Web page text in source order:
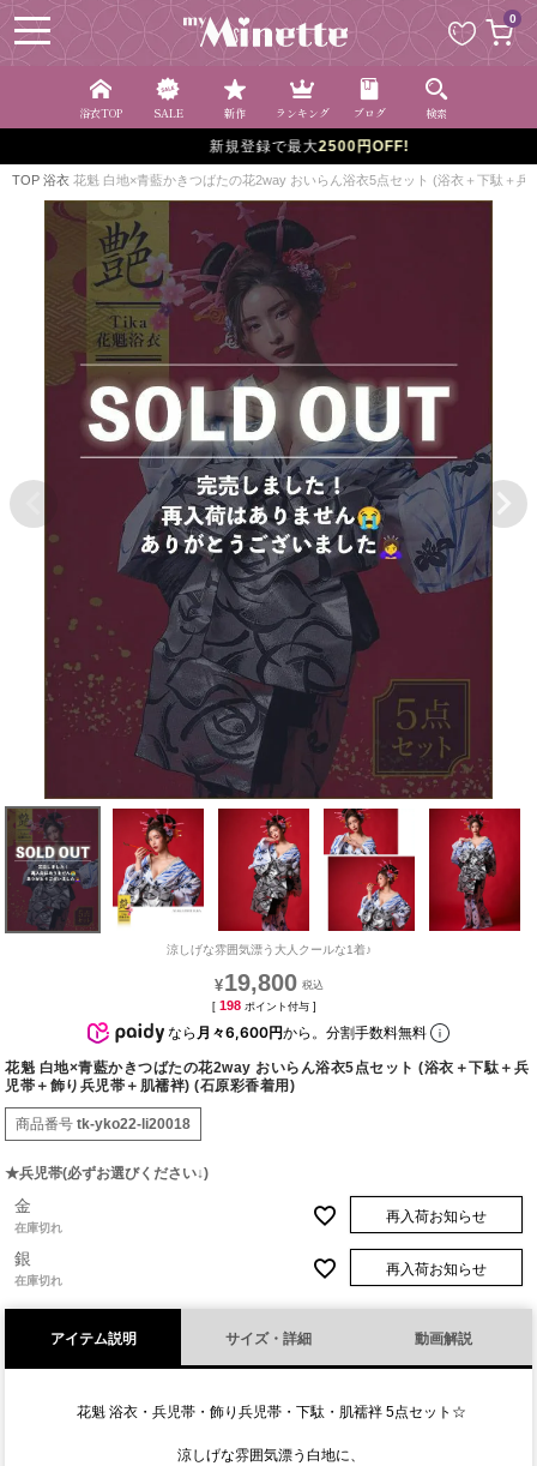
0
浴衣TOP SALE 新作 ランキング ブログ 検索
新規登録で最大2500円OFF!
TOP 浴衣 花魁 白地×青藍かきつばたの花2way おいらん浴衣5点セット (浴衣＋下駄＋
涼しげな雰囲気漂う大人クールな1着♪
¥19,800
[ 198 ポイント付与 ]
なら 月々6,600円から。分割手数料無料
花魁 白地×青藍かきつばたの花2way おいらん浴衣5点セット (浴衣＋下駄＋兵
児帯＋飾り兵児帯＋肌襦袢) (石原彩香着用)
商品番号 tk-yko22-li20018
★兵児帯(必ずお選びください↓)
金
在庫切れ
再入荷お知らせ
銀
在庫切れ
再入荷お知らせ
アイテム説明 サイズ・詳細 動画解説
花魁 浴衣・兵児帯・飾り兵児帯・下駄・肌襦袢 5点セット☆
涼しげな雰囲気漂う白地に、
ペー
ジト
ップ